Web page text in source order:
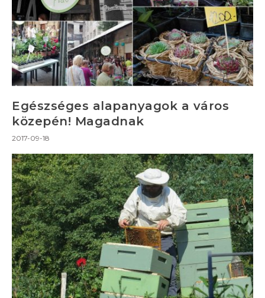
Egészséges alapanyagok a város
közepén! Magadnak
2017-09-18